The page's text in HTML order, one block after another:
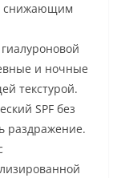
снижающим
и ночные
текстурой.
SPF без
раздражение.